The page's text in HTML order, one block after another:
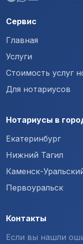
Сервис
Главная
Услуги
Стоимость услуг
Для нотариусов
Нотариусы в
Екатеринбург
Нижний Тагил
Каменск-
Первоуральск
Контакты
Если вы нашли